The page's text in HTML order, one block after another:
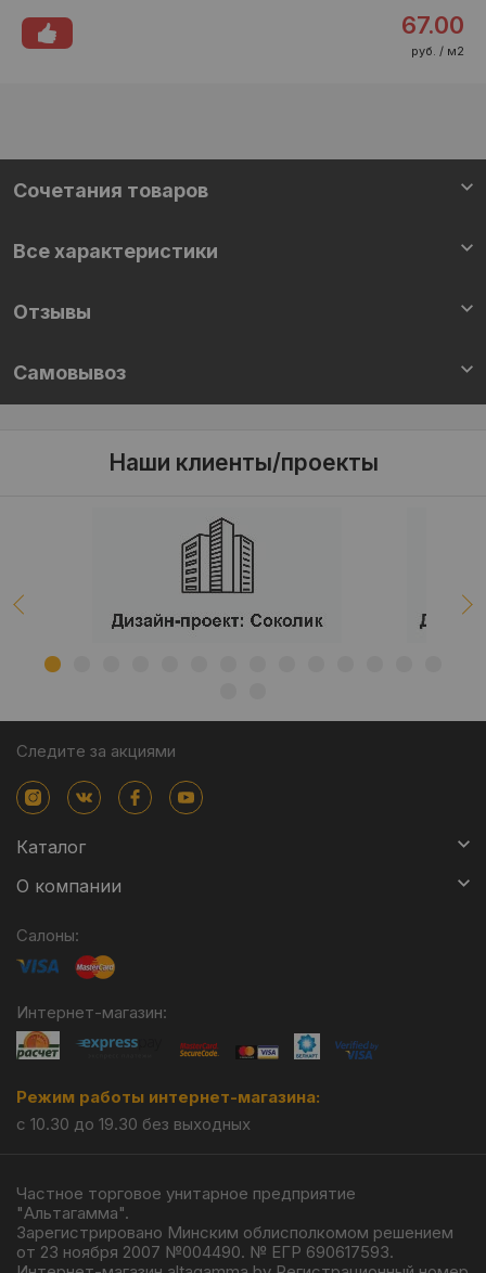
67.00
руб. / м2
Cочетания товаров
Все характеристики
Отзывы
Самовывоз
Наши клиенты/проекты
Следите за акциями
Каталог
О компании
Салоны:
Интернет-магазин:
Режим работы интернет-магазина:
с 10.30 до 19.30 без выходных
Частное торговое унитарное предприятие
"Альтагамма".
Зарегистрировано Минским облисполкомом решением
от 23 ноября 2007 №004490. № ЕГР 690617593.